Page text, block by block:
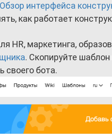
Обзор интерфейса
как работает
HR, маркетинга,
. Скопируйте
своего бота.